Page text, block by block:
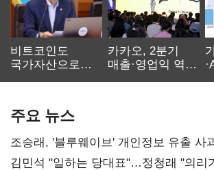
비트코인도
국가자산으로…'
카카오, 2분기
매출·영업익 역대
주요 뉴스
조승래, '블루웨이브' 개인정보 유출 사
통감"
김민석 "일하는 당대표"…정청래 "의리